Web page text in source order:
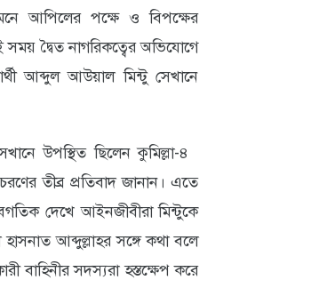
আপিলের পক্ষে ও বিপক্ষের
দ্বৈত নাগরিকত্বের অভিযোগে
আব্দুল আউয়াল মিন্টু সেখানে
উপস্থিত ছিলেন কুমিল্লা-৪
তীব্র প্রতিবাদ জানান। এতে
দেখে আইনজীবীরা মিন্টুকে
আব্দুল্লাহর সঙ্গে কথা বলে
বাহিনীর সদস্যরা হস্তক্ষেপ করে